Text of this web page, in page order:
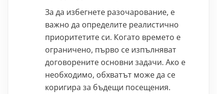
За да избегнете разочарование, е
важно да определите реалистично
приоритетите си. Когато времето е
ограничено, първо се изпълняват
договорените основни задачи. Ако е
необходимо, обхватът може да се
коригира за бъдещи посещения.